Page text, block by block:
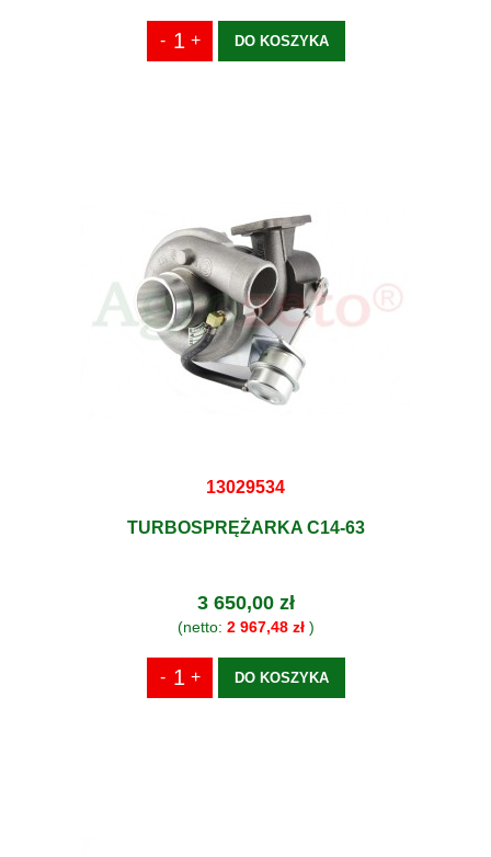
DO KOSZYKA
13029534
TURBOSPRĘŻARKA C14-63
3 650,00 zł
(netto: 2 967,48 zł)
DO KOSZYKA